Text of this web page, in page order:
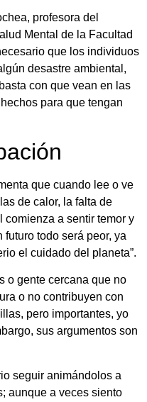
profesora del
Mental de la Facultad
que los individuos
desastre ambiental,
con que vean en las
para que tengan
que cuando lee o ve
de calor, la falta de
a sentir temor y
futuro todo será peor, ya
el cuidado del planeta”.
o gente cercana que no
o no contribuyen con
pero importantes, yo
sus argumentos son
seguir animándolos a
aunque a veces siento